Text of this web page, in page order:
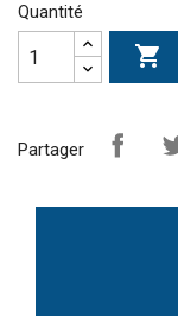
Quantité

Partager